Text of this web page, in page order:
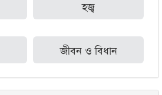
হজ্ব
জীবন ও বিধান